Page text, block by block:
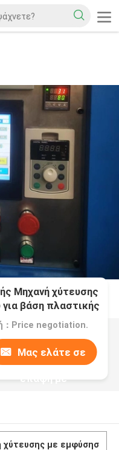
Μηχανή χύτευσης
βάση πλαστικής
：Price negotiation.
Μας ελάτε σε
επαφή με
χύτευσης με εμφύσησ